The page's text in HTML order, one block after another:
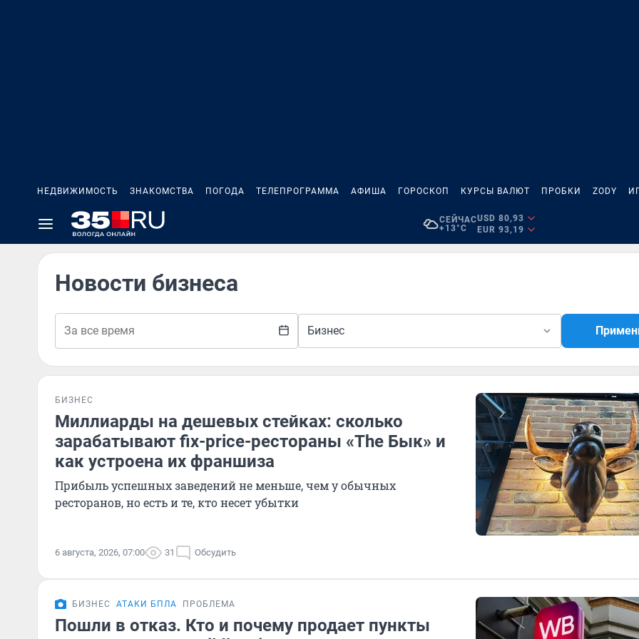
НЕДВИЖИМОСТЬ ЗНАКОМСТВА ПОГОДА ТЕЛЕПРОГРАММА АФИША ГОРОСКОП КУРСЫ ВАЛЮТ ПРОБКИ ZODY
СЕЙЧАС
+13°C
USD 80,93
EUR 93,19
Новости бизнеса
Бизнес
БИЗНЕС
Миллиарды на дешевых стейках: сколько
зарабатывают fix-price-рестораны «The Бык» и
как устроена их франшиза
Прибыль успешных заведений не меньше, чем у обычных
ресторанов, но есть и те, кто несет убытки
6 августа, 2026, 07:00 31 Обсудить
БИЗНЕС АТАКИ БПЛА ПРОБЛЕМА
Пошли в отказ. Кто и почему продает пункты